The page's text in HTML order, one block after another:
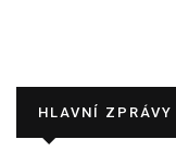
HLAVNÍ ZPRÁVY